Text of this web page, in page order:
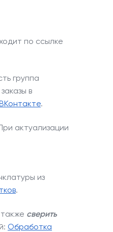
по ссылке
группа
в
.
актуализации
из
.
сверить
Обработка